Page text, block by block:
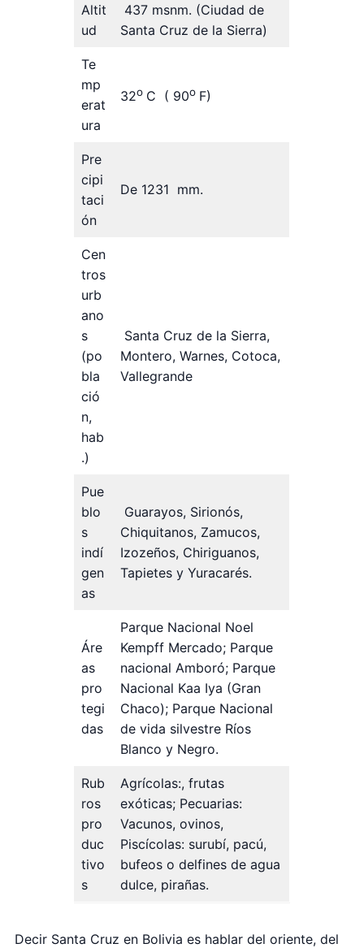
Altit
ud
437 msnm. (Ciudad de
Santa Cruz de la Sierra)
Te
mp
erat
ura
32o C ( 90o F)
Pre
cipi
taci
ón
De 1231 mm.
Cen
tros
urb
ano
s
(po
bla
ció
n,
hab
.)
Santa Cruz de la Sierra,
Montero, Warnes, Cotoca,
Vallegrande
Pue
blo
s
indí
gen
as
Guarayos, Sirionós,
Chiquitanos, Zamucos,
Izozeños, Chiriguanos,
Tapietes y Yuracarés.
Áre
as
pro
tegi
das
Parque Nacional Noel
Kempff Mercado; Parque
nacional Amboró; Parque
Nacional Kaa Iya (Gran
Chaco); Parque Nacional
de vida silvestre Ríos
Blanco y Negro.
Rub
ros
pro
duc
tivo
s
Agrícolas:, frutas
exóticas; Pecuarias:
Vacunos, ovinos,
Piscícolas: surubí, pacú,
bufeos o delfines de agua
dulce, pirañas.
Decir Santa Cruz en Bolivia es hablar del oriente, del